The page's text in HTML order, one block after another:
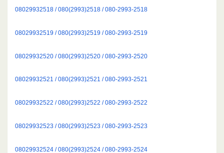
08029932518 / 080(2993)2518 / 080-2993-2518
08029932519 / 080(2993)2519 / 080-2993-2519
08029932520 / 080(2993)2520 / 080-2993-2520
08029932521 / 080(2993)2521 / 080-2993-2521
08029932522 / 080(2993)2522 / 080-2993-2522
08029932523 / 080(2993)2523 / 080-2993-2523
08029932524 / 080(2993)2524 / 080-2993-2524